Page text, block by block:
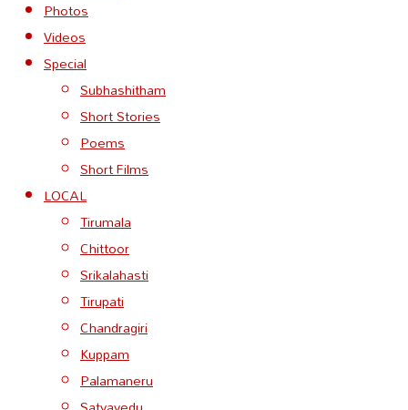
Photos
Videos
Special
Subhashitham
Short Stories
Poems
Short Films
LOCAL
Tirumala
Chittoor
Srikalahasti
Tirupati
Chandragiri
Kuppam
Palamaneru